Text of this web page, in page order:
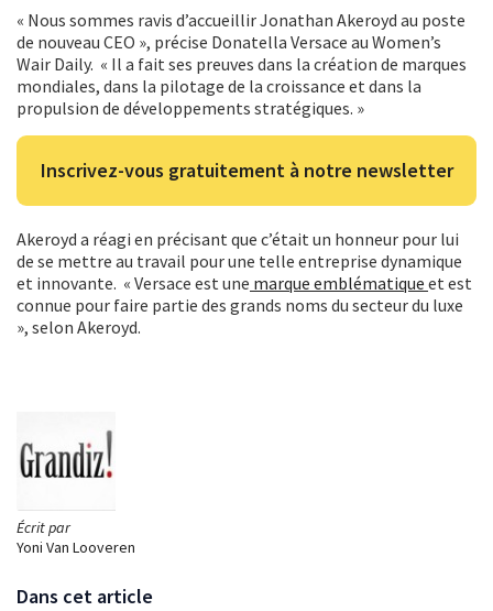
Écrit par
Yoni Van Looveren
Dans cet article
« Nous sommes ravis d’accueillir Jonathan Akeroyd au poste
de nouveau CEO », précise Donatella Versace au Women’s
Wair Daily. « Il a fait ses preuves dans la création de marques
mondiales, dans la pilotage de la croissance et dans la
propulsion de développements stratégiques. »
Inscrivez-vous gratuitement à notre newsletter
Akeroyd a réagi en précisant que c’était un honneur pour lui
de se mettre au travail pour une telle entreprise dynamique
et innovante. « Versace est une marque emblématique et est
connue pour faire partie des grands noms du secteur du luxe
», selon Akeroyd.